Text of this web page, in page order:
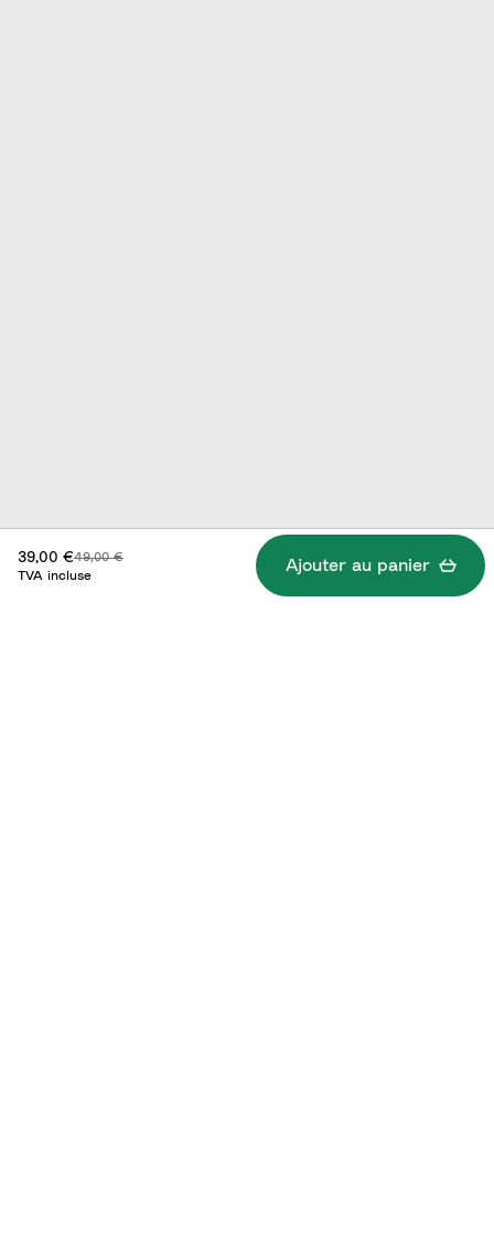
Prix d'origine :
49,00 €
Prix réduit :
39,00 €
TVA incluse
Ajouter au panier